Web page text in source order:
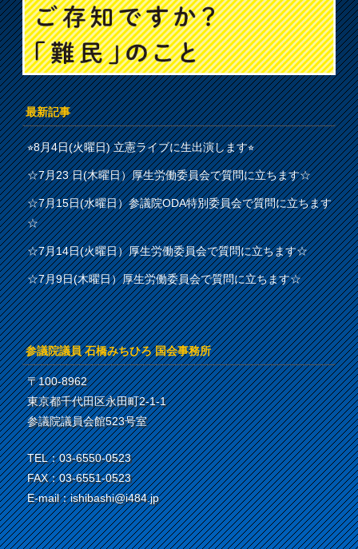
最新記事
⭐︎8月4日(火曜日) 立憲ライブに生出演します⭐︎
☆7月23 日(木曜日）厚生労働委員会で質問に立ちます☆
☆7月15日(水曜日）参議院ODA特別委員会で質問に立ちます
☆
☆7月14日(火曜日）厚生労働委員会で質問に立ちます☆
☆7月9日(木曜日）厚生労働委員会で質問に立ちます☆
参議院議員 石橋みちひろ 国会事務所
〒100-8962
東京都千代田区永田町2-1-1
参議院議員会館523号室
TEL：03-6550-0523
FAX：03-6551-0523
E-mail：ishibashi@i484.jp